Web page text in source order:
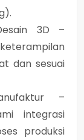
3D –
dan sesuai
–
integrasi
produksi